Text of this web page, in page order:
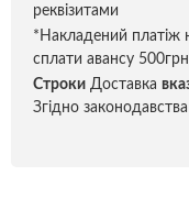
реквізитами
*Накладений платіж
сплати авансу
Строки Доставка
Згідно